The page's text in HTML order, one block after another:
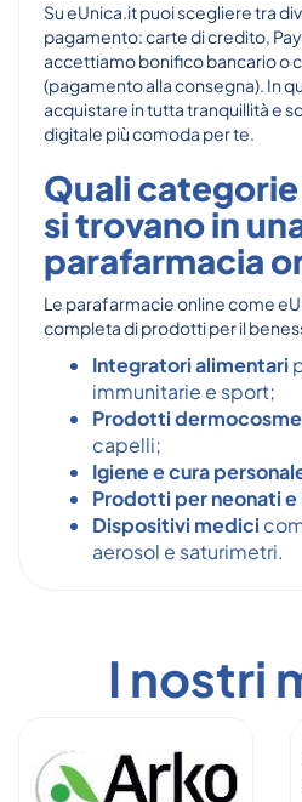
Su eUnica.it puoi scegliere tra
pagamento: carte di credito,
accettiamo bonifico bancario o
(pagamento alla consegna). In
acquistare in tutta tranquillità e
digitale più comoda per te.
Quali
si trovano in
parafarmacia
Le parafarmacie online come
completa di prodotti per il
Integratori alimentari
immunitarie e sport;
Prodotti
capelli;
Igiene e cura
Prodotti per neonati
Dispositivi medici
aerosol e saturimetri.
I nostri